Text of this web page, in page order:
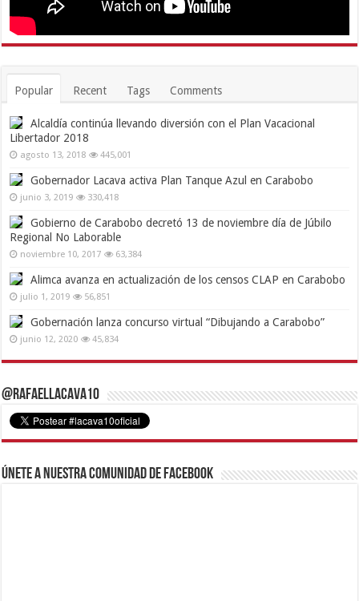
Popular Recent Tags Comments
Alcaldía continúa llevando diversión con el Plan Vacacional
Libertador 2018
agosto 13, 2018 445,001
Gobernador Lacava activa Plan Tanque Azul en Carabobo
junio 3, 2019 330,418
Gobierno de Carabobo decretó 13 de noviembre día de Júbilo
Regional No Laborable
noviembre 10, 2017 63,384
Alimca avanza en actualización de los censos CLAP en Carabobo
julio 1, 2019 56,851
Gobernación lanza concurso virtual “Dibujando a Carabobo”
junio 12, 2020 45,834
@RafaelLacava10
Únete a nuestra comunidad de Facebook